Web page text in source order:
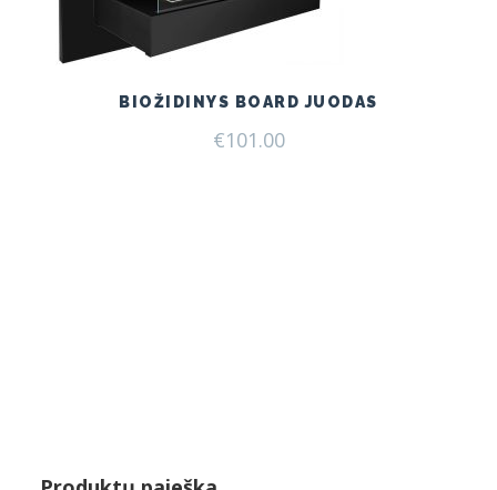
BIOŽIDINYS BOARD JUODAS
€101.00